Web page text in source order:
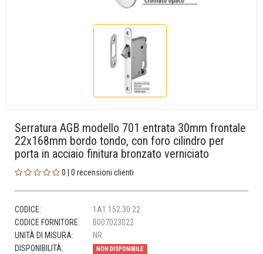
Serratura AGB modello 701 entrata 30mm frontale
22x168mm bordo tondo, con foro cilindro per
porta in acciaio finitura bronzato verniciato
0 | 0 recensioni clienti
CODICE:
1A1.152.30.22
CODICE FORNITORE:
B007023022
UNITÀ DI MISURA:
NR
DISPONIBILITÀ:
NON DISPONIBILE